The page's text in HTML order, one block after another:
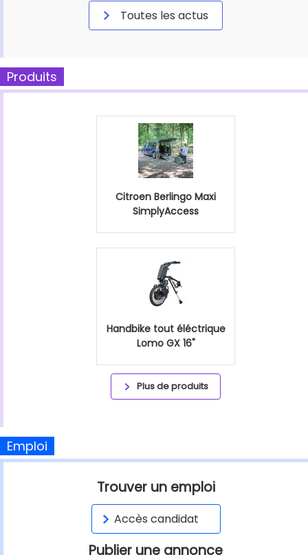
Toutes les actus
Produits
Citroen Berlingo Maxi
SimplyAccess
Handbike tout éléctrique
Lomo GX 16"
Plus de produits
Emploi
Trouver un emploi
Accès candidat
Publier une annonce